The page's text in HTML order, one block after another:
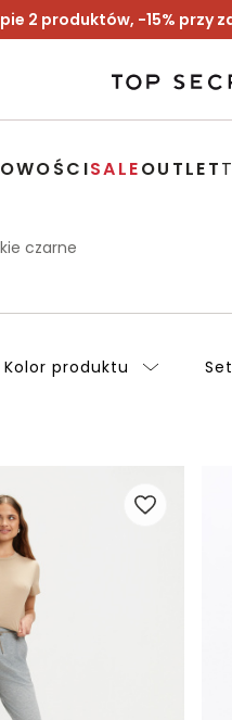
2 produktów, -15% przy
SALEOUTLET
czarne
Kolor produktu Set